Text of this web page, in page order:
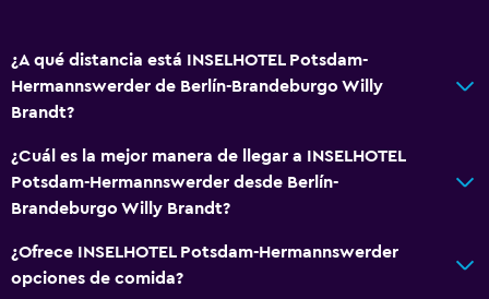
Vista a una calle tranquila
Zona de estar
Habitaciones insonorizadas
Teléfono
Alfombrado
¿A qué distancia está INSELHOTEL Potsdam-
Hermannswerder de Berlín-Brandeburgo Willy
Brandt?
¿Cuál es la mejor manera de llegar a INSELHOTEL
Potsdam-Hermannswerder desde Berlín-
Brandeburgo Willy Brandt?
¿Ofrece INSELHOTEL Potsdam-Hermannswerder
opciones de comida?